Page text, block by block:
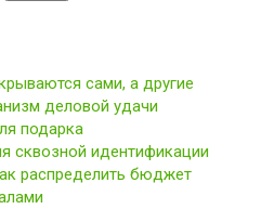
сами, а другие
деловой удачи
подарка
сквозной идентификации
распределить бюджет